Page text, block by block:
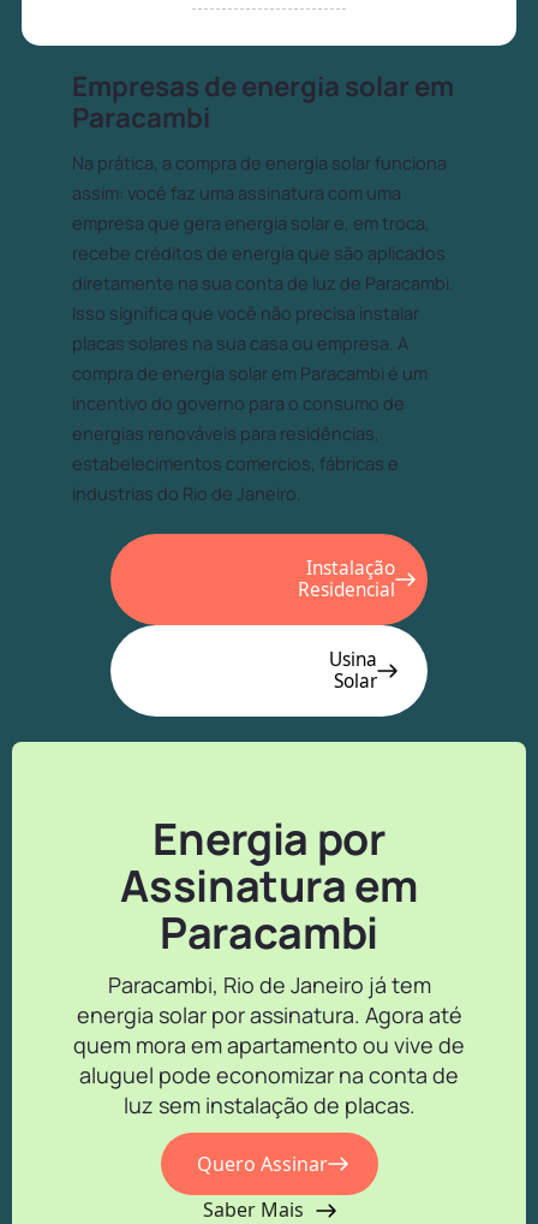
Empresas de energia solar em
Paracambi
Na prática, a compra de energia solar funciona
assim: você faz uma assinatura com uma
empresa que gera energia solar e, em troca,
recebe créditos de energia que são aplicados
diretamente na sua conta de luz de Paracambi.
Isso significa que você não precisa instalar
placas solares na sua casa ou empresa. A
compra de energia solar em Paracambi é um
incentivo do governo para o consumo de
energias renováveis para residências,
estabelecimentos comercios, fábricas e
industrias do Rio de Janeiro.
Instalação
Residencial
Usina
Solar
Energia por
Assinatura em
Paracambi
Paracambi, Rio de Janeiro já tem
energia solar por assinatura. Agora até
quem mora em apartamento ou vive de
aluguel pode economizar na conta de
luz sem instalação de placas.
Quero Assinar
Saber Mais